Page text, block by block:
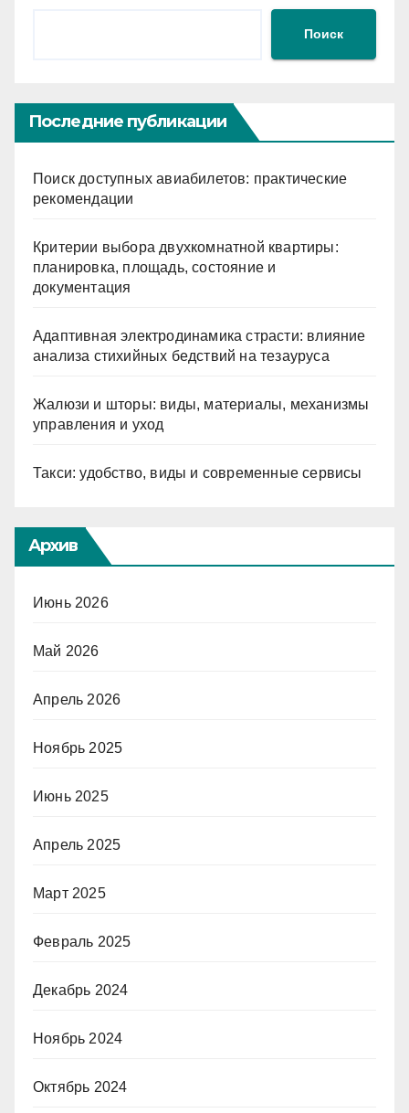
Поиск
Последние публикации
Поиск доступных авиабилетов: практические
рекомендации
Критерии выбора двухкомнатной квартиры:
планировка, площадь, состояние и
документация
Адаптивная электродинамика страсти: влияние
анализа стихийных бедствий на тезауруса
Жалюзи и шторы: виды, материалы, механизмы
управления и уход
Такси: удобство, виды и современные сервисы
Архив
Июнь 2026
Май 2026
Апрель 2026
Ноябрь 2025
Июнь 2025
Апрель 2025
Март 2025
Февраль 2025
Декабрь 2024
Ноябрь 2024
Октябрь 2024